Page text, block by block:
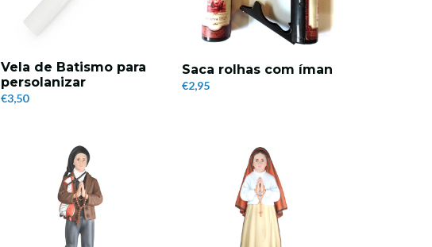
Vela de Batismo para
persolanizar
€3,50
Saca rolhas com íman
€2,95